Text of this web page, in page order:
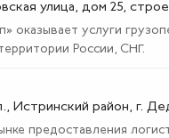
улица, дом 25,
оказывает услуги
России, СНГ.
Истринский район, г.
предоставления